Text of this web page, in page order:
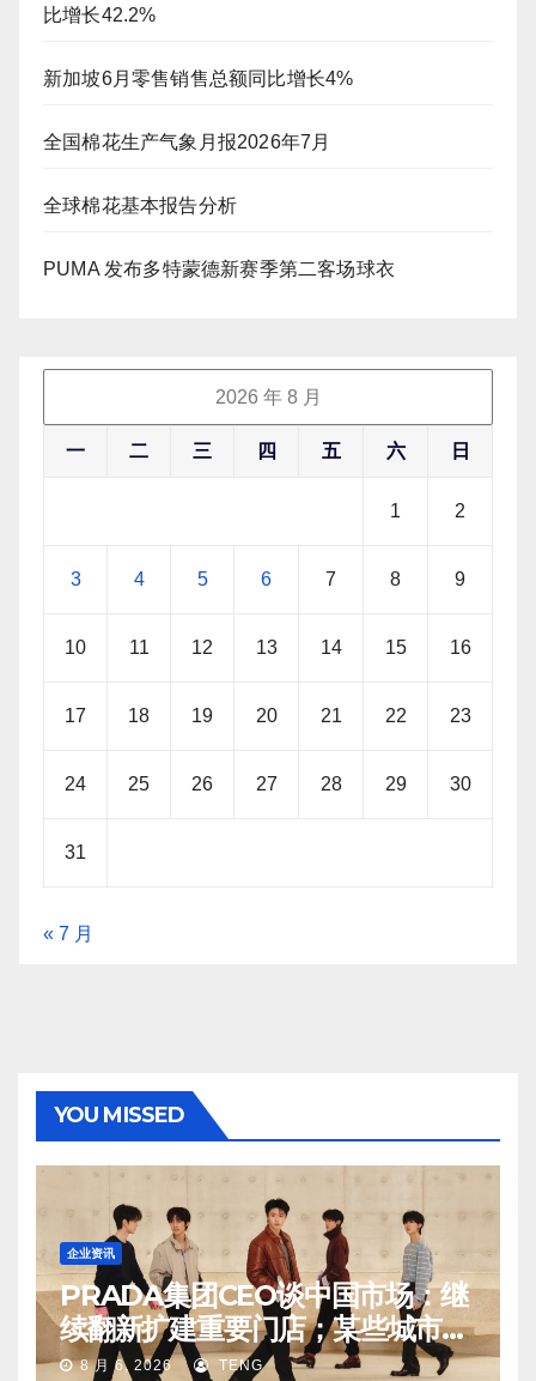
比增长42.2%
新加坡6月零售销售总额同比增长4%
全国棉花生产气象月报2026年7月
全球棉花基本报告分析
PUMA 发布多特蒙德新赛季第二客场球衣
2026 年 8 月
一 二 三 四 五 六 日
1 2
3 4 5 6 7 8 9
10 11 12 13 14 15 16
17 18 19 20 21 22 23
24 25 26 27 28 29 30
31
« 7 月
YOU MISSED
企业资讯
PRADA集团CEO谈中国市场：继
续翻新扩建重要门店；某些城市的
第二、第三店不再有价值
8 月 6, 2026 TENG